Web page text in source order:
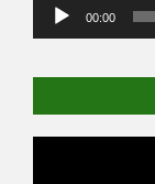
00:00